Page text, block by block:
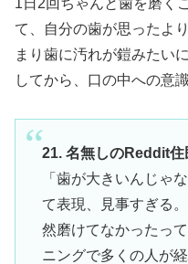
て、自分の歯が思ったよ
まり歯に汚れが鎧みたい
してから、口の中への意
21. 名無しのReddit住
「歯が大きいんじゃ
て表現、見事すぎる
然磨けてなかったっ
ニングで多くの人が経